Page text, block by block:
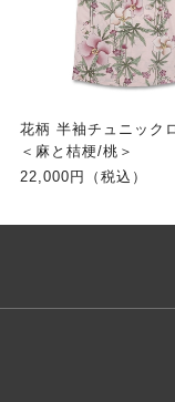
花柄 半袖チュニック
＜麻と桔梗/桃＞
22,000円（税込）